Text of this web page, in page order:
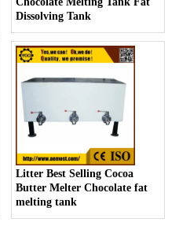
Dissolving Tank
Litter Best Selling Cocoa
Butter Melter Chocolate fat
melting tank